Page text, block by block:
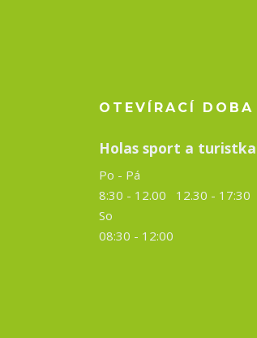
OTEVÍRACÍ DOBA
Holas sport a turistka
Po - Pá
8:30 - 12.00 12.30 - 17:30
So
08:30 - 12:00